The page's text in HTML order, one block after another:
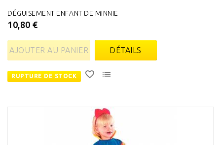
DÉGUISEMENT ENFANT DE MINNIE
10,80 €
AJOUTER AU PANIER DÉTAILS
RUPTURE DE STOCK